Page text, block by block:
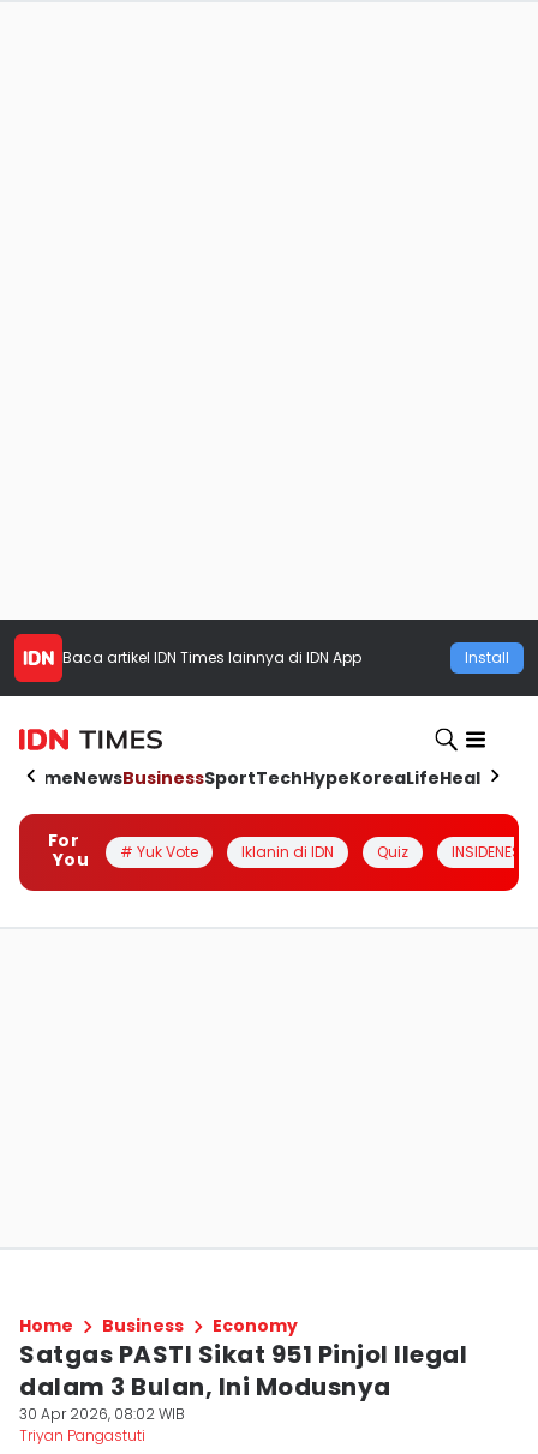
Baca artikel IDN Times lainnya di IDN App Install
HomeNewsBusinessSportTechHypeKoreaLifeHealth
For
You
# Yuk Vote Iklanin di IDN Quiz INSIDENESIA
Home Business Economy
Satgas PASTI Sikat 951 Pinjol Ilegal
dalam 3 Bulan, Ini Modusnya
30 Apr 2026, 08:02 WIB
Triyan Pangastuti